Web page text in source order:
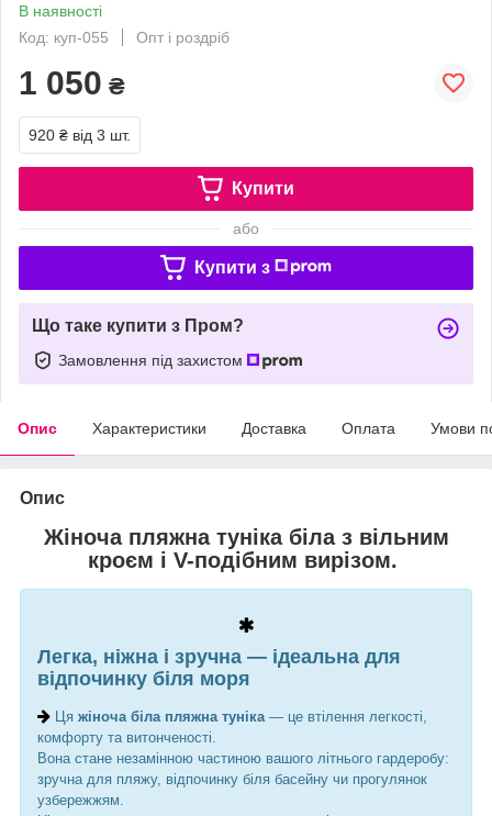
В наявності
Код: куп-055
Опт і роздріб
1 050 ₴
920 ₴ від 3 шт.
Купити
або
Купити з
Що таке купити з Пром?
Замовлення під захистом
Опис Характеристики Доставка Оплата Умови
Опис
Жіноча пляжна туніка біла з вільним
кроєм і V-подібним вирізом.
Легка, ніжна і зручна — ідеальна для
відпочинку біля моря
Ця жіноча біла пляжна туніка— це втілення легкості,
комфорту та витонченості.
Вона стане незамінною частиною вашого літнього гардеробу:
зручна для пляжу, відпочинку біля басейну чи прогулянок
узбережжям.